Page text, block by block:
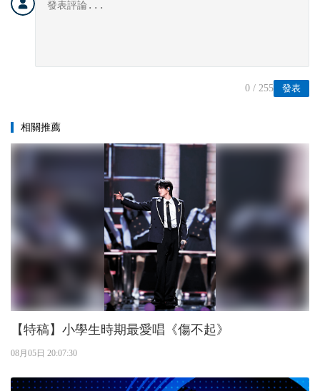
發表
0 / 255
相關推薦
【特稿】小學生時期最愛唱《傷不起》
08月05日 20:07:30